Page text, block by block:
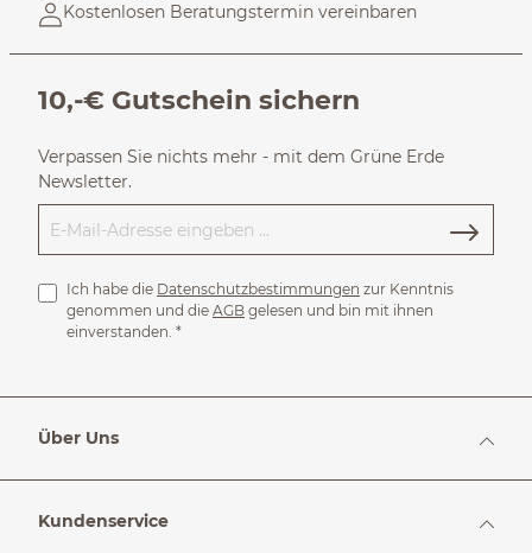
Kostenlosen Beratungstermin vereinbaren
10,-€ Gutschein sichern
Verpassen Sie nichts mehr - mit dem Grüne Erde
Newsletter.
Ich habe die Datenschutzbestimmungen zur Kenntnis
genommen und die AGB gelesen und bin mit ihnen
einverstanden. *
Über Uns
Kundenservice